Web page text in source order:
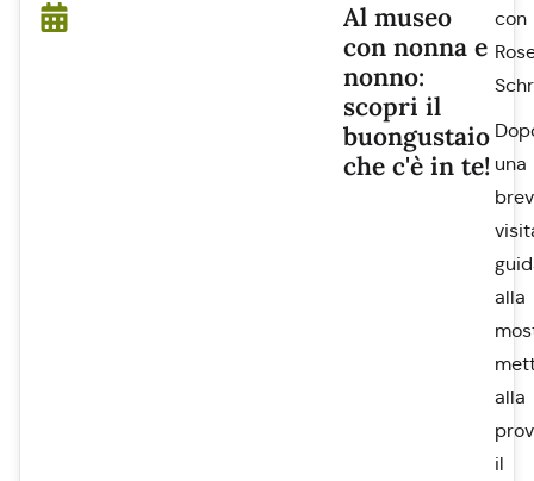
Al museo
con nonna e
nonno:
scopri il
buongustaio
che c'è in te!
con
una
alla
alla
il